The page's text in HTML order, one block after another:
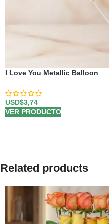
I Love You Metallic Balloon
USD$3,74
VER PRODUCTO
Related products